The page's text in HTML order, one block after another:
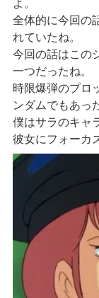
よ。
全体的に今回の
れていたね。
今回の話はこの
一つだったね。
時限爆弾のプロ
ンダムでもあっ
僕はサラのキャ
彼女にフォーカ